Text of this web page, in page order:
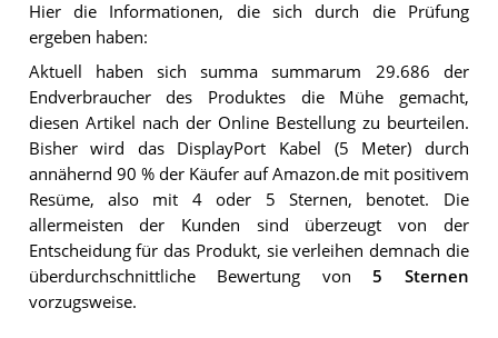
Hier die Informationen, die sich durch die Prüfung
ergeben haben:
Aktuell haben sich summa summarum 29.686 der
Endverbraucher des Produktes die Mühe gemacht,
diesen Artikel nach der Online Bestellung zu beurteilen.
Bisher wird das DisplayPort Kabel (5 Meter) durch
annähernd 90 % der Käufer auf Amazon.de mit positivem
Resüme, also mit 4 oder 5 Sternen, benotet. Die
allermeisten der Kunden sind überzeugt von der
Entscheidung für das Produkt, sie verleihen demnach die
überdurchschnittliche Bewertung von5 Sternen
vorzugsweise.